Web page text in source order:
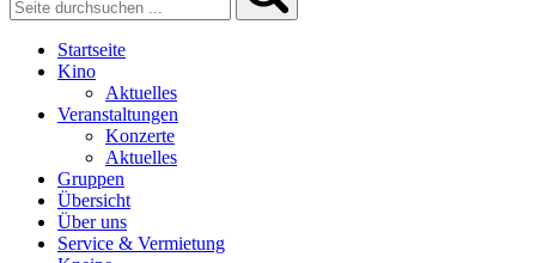
Startseite
Kino
Aktuelles
Veranstaltungen
Konzerte
Aktuelles
Gruppen
Übersicht
Über uns
Service & Vermietung